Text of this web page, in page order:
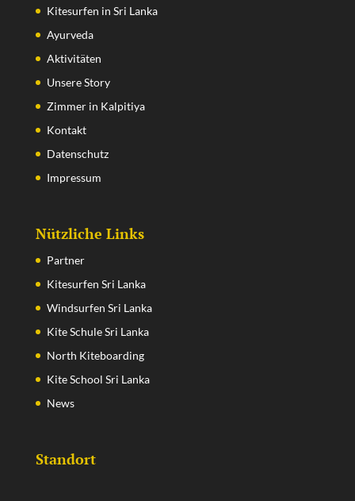
Kitesurfen in Sri Lanka
Ayurveda
Aktivitäten
Unsere Story
Zimmer in Kalpitiya
Kontakt
Datenschutz
Impressum
Nützliche Links
Partner
Kitesurfen Sri Lanka
Windsurfen Sri Lanka
Kite Schule Sri Lanka
North Kiteboarding
Kite School Sri Lanka
News
Standort